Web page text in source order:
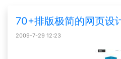
70+排版极简的网页设
2009-7-29 12:23